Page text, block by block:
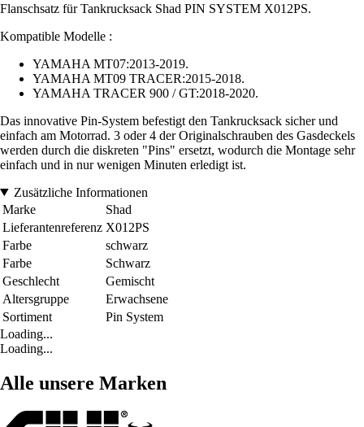
Flanschsatz für Tankrucksack Shad PIN SYSTEM X012PS.
Kompatible Modelle :
YAMAHA MT07:2013-2019.
YAMAHA MT09 TRACER:2015-2018.
YAMAHA TRACER 900 / GT:2018-2020.
Das innovative Pin-System befestigt den Tankrucksack sicher und
einfach am Motorrad. 3 oder 4 der Originalschrauben des Gasdeckels
werden durch die diskreten "Pins" ersetzt, wodurch die Montage sehr
einfach und in nur wenigen Minuten erledigt ist.
Zusätzliche Informationen
Marke
Shad
Lieferantenreferenz X012PS
Farbe
schwarz
Farbe
Schwarz
Geschlecht
Gemischt
Altersgruppe
Erwachsene
Sortiment
Pin System
Loading...
Loading...
Alle unsere Marken